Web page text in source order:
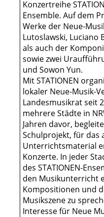
Konzertreihe
Ensemble. Auf dem
Werke der Neue-
Lutoslawski, Luciano
als auch der
sowie zwei
und Sowon Yun.
Mit STATIONEN
lokaler Neue-Musik-
Landesmusikrat seit
mehrere Städte in
Jahren davor,
Schulprojekt, für das
Unterrichtsmaterial
Konzerte. In jeder
des STATIONEN-
den Musikunterricht
Kompositionen und
Musikszene zu
Interesse für Neue